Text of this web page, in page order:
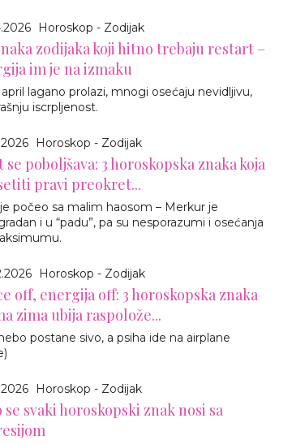
Horoskop - Zodijak
zodijaka koji hitno trebaju restart –
im je na izmaku
april lagano prolazi, mnogi osećaju nevidljivu,
iscrpljenost.
Horoskop - Zodijak
se poboljšava: 3 horoskopska znaka koja
pravi preokret...
počeo sa malim haosom – Merkur je
i u “padu”, pa su nesporazumi i osećanja
Horoskop - Zodijak
off, energija off: 3 horoskopska znaka
zima ubija raspolože...
postane sivo, a psiha ide na airplane
Horoskop - Zodijak
se svaki horoskopski znak nosi sa